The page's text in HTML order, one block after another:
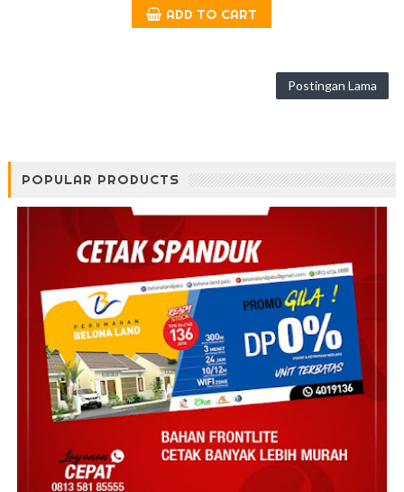
ADD TO CART
Postingan Lama
POPULAR PRODUCTS